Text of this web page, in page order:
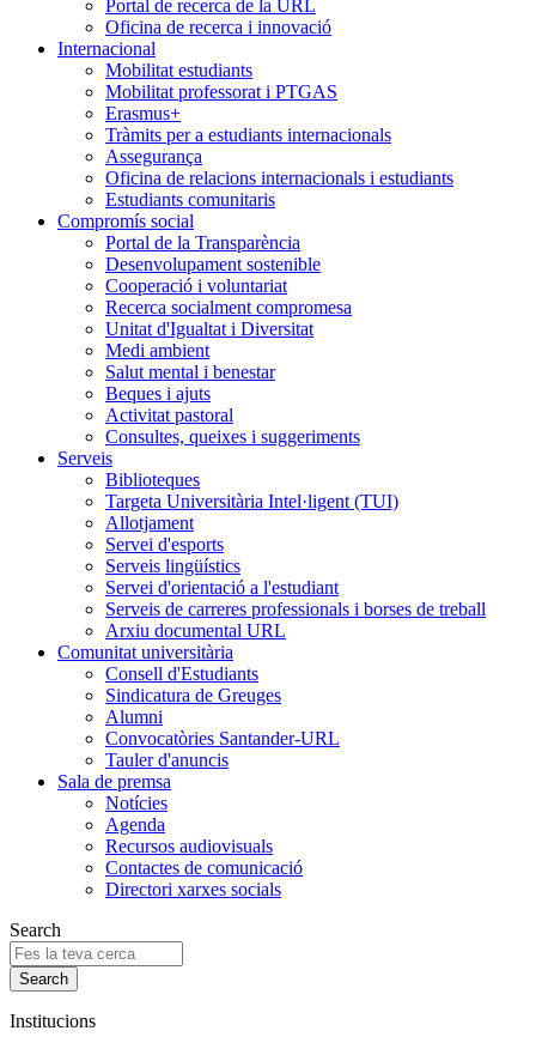
Portal de recerca de la URL
Oficina de recerca i innovació
Internacional
Mobilitat estudiants
Mobilitat professorat i PTGAS
Erasmus+
Tràmits per a estudiants internacionals
Assegurança
Oficina de relacions internacionals i estudiants
Estudiants comunitaris
Compromís social
Portal de la Transparència
Desenvolupament sostenible
Cooperació i voluntariat
Recerca socialment compromesa
Unitat d'Igualtat i Diversitat
Medi ambient
Salut mental i benestar
Beques i ajuts
Activitat pastoral
Consultes, queixes i suggeriments
Serveis
Biblioteques
Targeta Universitària Intel·ligent (TUI)
Allotjament
Servei d'esports
Serveis lingüístics
Servei d'orientació a l'estudiant
Serveis de carreres professionals i borses de treball
Arxiu documental URL
Comunitat universitària
Consell d'Estudiants
Sindicatura de Greuges
Alumni
Convocatòries Santander-URL
Tauler d'anuncis
Sala de premsa
Notícies
Agenda
Recursos audiovisuals
Contactes de comunicació
Directori xarxes socials
Search
Institucions